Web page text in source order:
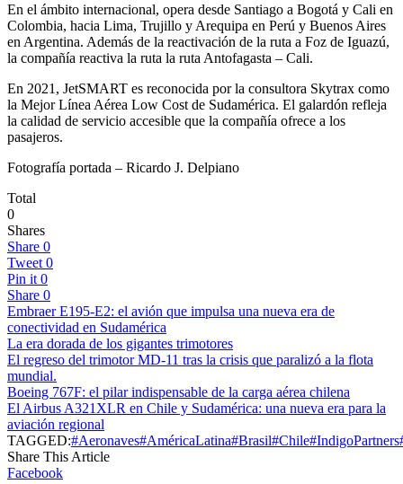
En el ámbito internacional, opera desde Santiago a Bogotá y Cali en
Colombia, hacia Lima, Trujillo y Arequipa en Perú y Buenos Aires
en Argentina. Además de la reactivación de la ruta a Foz de Iguazú,
la compañía reactiva la ruta la ruta Antofagasta – Cali.
En 2021, JetSMART es reconocida por la consultora Skytrax como
la Mejor Línea Aérea Low Cost de Sudamérica. El galardón refleja
la calidad de servicio accesible que la compañía ofrece a los
pasajeros.
Fotografía portada – Ricardo J. Delpiano
Total
0
Shares
Share 0
Tweet 0
Pin it 0
Share 0
Embraer E195-E2: el avión que impulsa una nueva era de
conectividad en Sudamérica
La era dorada de los gigantes trimotores
El regreso del trimotor MD-11 tras la crisis que paralizó a la flota
mundial.
Boeing 767F: el pilar indispensable de la carga aérea chilena
El Airbus A321XLR en Chile y Sudamérica: una nueva era para la
aviación regional
TAGGED:#Aeronaves#AméricaLatina#Brasil#Chile#IndigoPartners
Share This Article
Facebook